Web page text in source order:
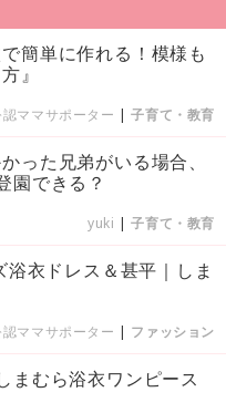
簡単に作れる！模様も
』
ママサポーター |子育て・教育
った兄弟がいる場合、
園できる？
yuki |子育て・教育
浴衣ドレス＆甚平｜しま
ママサポーター | ファッション
まむら浴衣ワンピース